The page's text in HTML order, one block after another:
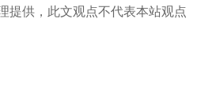
提供，此文观点不代表本站观点